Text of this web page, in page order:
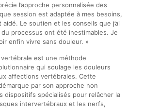
l’approche personnalisée des
session est adaptée à mes besoins,
aidé. Le soutien et les conseils que j’ai
processus ont été inestimables. Je
enfin vivre sans douleur. »
est une méthode
qui soulage les douleurs
affections vertébrales. Cette
par son approche non
dispositifs spécialisés pour relâcher la
intervertébraux et les nerfs,